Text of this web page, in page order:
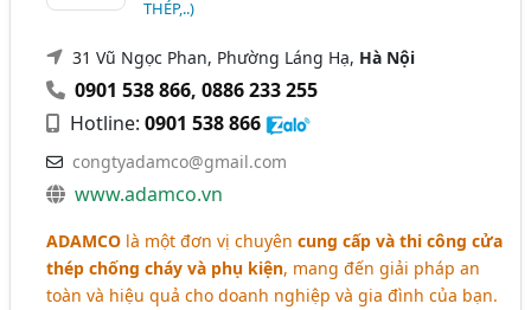
THÉP,..)
31 Vũ Ngọc Phan, Phường Láng Hạ, Hà Nội
0901 538 866,0886 233 255
Hotline:0901 538 866
congtyadamco@gmail.com
www.adamco.vn
ADAMCO là một đơn vị chuyêncung cấp và thi công cửa
thép chống cháy và phụ kiện, mang đến giải pháp an
toàn và hiệu quả cho doanh nghiệp và gia đình của bạn.